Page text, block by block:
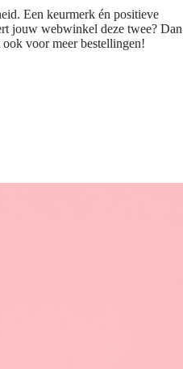
Een keurmerk én positieve
jouw webwinkel deze twee? Dan
voor meer bestellingen!